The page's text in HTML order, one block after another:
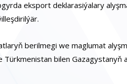
eksport deklarasiýalary
berilmegi we maglumat
bilen Gazagystanyň